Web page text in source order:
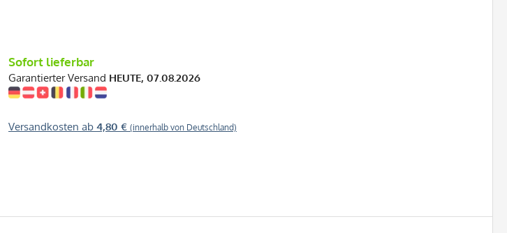
Sofort lieferbar
Garantierter Versand HEUTE, 07.08.2026
Versandkosten ab 4,80 € (innerhalb von Deutschland)